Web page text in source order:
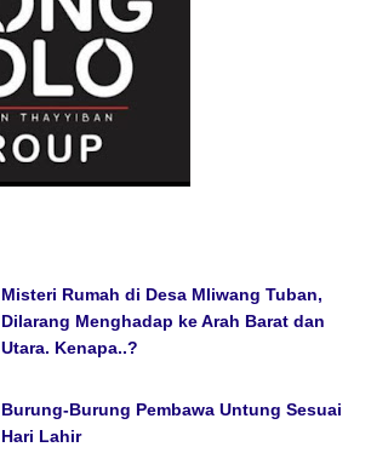
Misteri Rumah di Desa Mliwang Tuban,
Dilarang Menghadap ke Arah Barat dan
Utara. Kenapa..?
Burung-Burung Pembawa Untung Sesuai
Hari Lahir